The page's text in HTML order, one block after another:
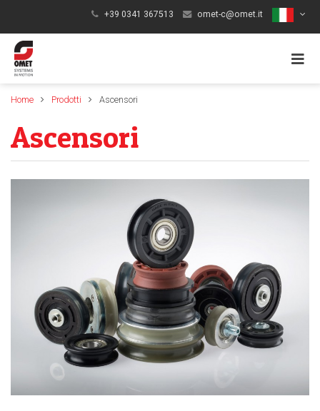
+39 0341 367513 omet-c@omet.it
Home Prodotti Ascensori
Ascensori